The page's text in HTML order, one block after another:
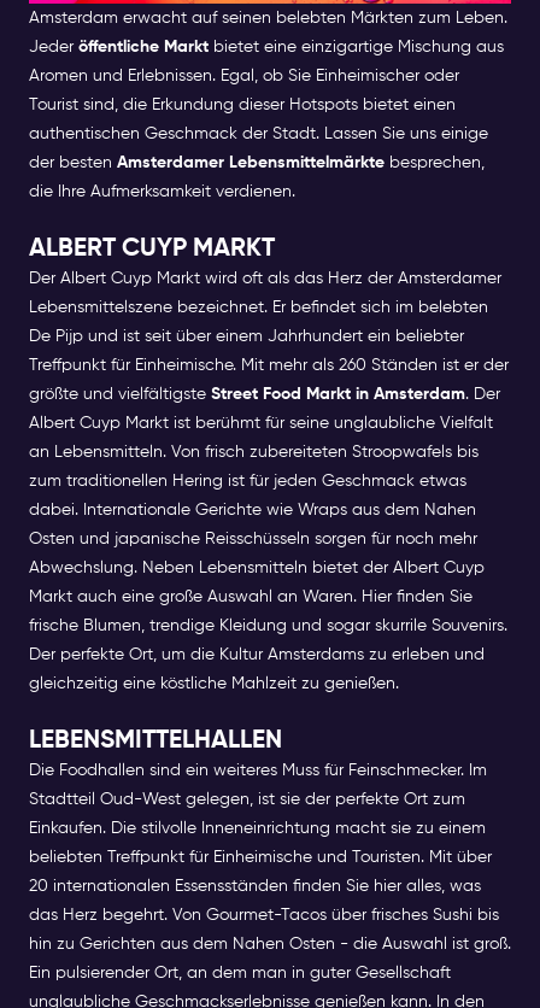
Amsterdam erwacht auf seinen belebten Märkten zum Leben.
Jeder öffentliche Markt bietet eine einzigartige Mischung aus
Aromen und Erlebnissen. Egal, ob Sie Einheimischer oder
Tourist sind, die Erkundung dieser Hotspots bietet einen
authentischen Geschmack der Stadt. Lassen Sie uns einige
der besten Amsterdamer Lebensmittelmärkte besprechen,
die Ihre Aufmerksamkeit verdienen.
ALBERT CUYP MARKT
Der Albert Cuyp Markt wird oft als das Herz der Amsterdamer
Lebensmittelszene bezeichnet. Er befindet sich im belebten
De Pijp und ist seit über einem Jahrhundert ein beliebter
Treffpunkt für Einheimische. Mit mehr als 260 Ständen ist er der
größte und vielfältigste Street Food Markt in Amsterdam. Der
Albert Cuyp Markt ist berühmt für seine unglaubliche Vielfalt
an Lebensmitteln. Von frisch zubereiteten Stroopwafels bis
zum traditionellen Hering ist für jeden Geschmack etwas
dabei. Internationale Gerichte wie Wraps aus dem Nahen
Osten und japanische Reisschüsseln sorgen für noch mehr
Abwechslung. Neben Lebensmitteln bietet der Albert Cuyp
Markt auch eine große Auswahl an Waren. Hier finden Sie
frische Blumen, trendige Kleidung und sogar skurrile Souvenirs.
Der perfekte Ort, um die Kultur Amsterdams zu erleben und
gleichzeitig eine köstliche Mahlzeit zu genießen.
LEBENSMITTELHALLEN
Die Foodhallen sind ein weiteres Muss für Feinschmecker. Im
Stadtteil Oud-West gelegen, ist sie der perfekte Ort zum
Einkaufen. Die stilvolle Inneneinrichtung macht sie zu einem
beliebten Treffpunkt für Einheimische und Touristen. Mit über
20 internationalen Essensständen finden Sie hier alles, was
das Herz begehrt. Von Gourmet-Tacos über frisches Sushi bis
hin zu Gerichten aus dem Nahen Osten - die Auswahl ist groß.
Ein pulsierender Ort, an dem man in guter Gesellschaft
unglaubliche Geschmackserlebnisse genießen kann. In den